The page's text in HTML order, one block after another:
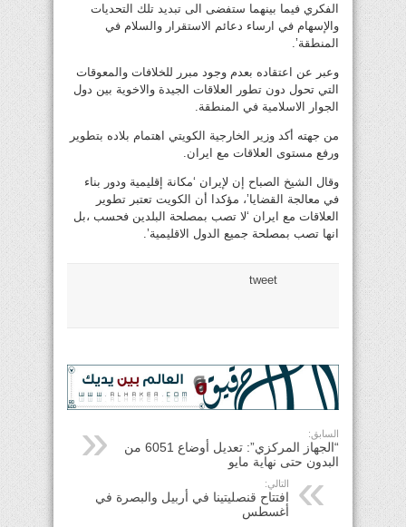
الفكري فيما بينهما ستفضى الى تبديد تلك التحديات
والإسهام في ارساء دعائم الاستقرار والسلام في
المنطقة’.
وعبر عن اعتقاده بعدم وجود مبرر للخلافات والمعوقات
التي تحول دون تطور العلاقات الجيدة والاخوية بين دول
الجوار الاسلامية في المنطقة.
من جهته أكد وزير الخارجية الكويتي اهتمام بلاده بتطوير
ورفع مستوى العلاقات مع ايران.
وقال الشيخ الصباح إن لإيران ‘مكانة إقليمية ودور بناء
في معالجة القضايا’، مؤكدا أن الكويت تعتبر تطوير
العلاقات مع ايران ‘لا تصب بمصلحة البلدين فحسب ،بل
انها تصب بمصلحة جميع الدول الاقليمية’.
tweet
السابق:
“الجهاز المركزي”: تعديل أوضاع 6051 من
البدون حتى نهاية مايو
التالي:
افتتاح قنصليتينا في أربيل والبصرة في
أغسطس